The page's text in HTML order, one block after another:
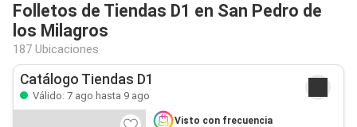
Folletos de Tiendas D1 en San Pedro de
los Milagros
187 Ubicaciones
Catálogo Tiendas D1
Válido: 7 ago hasta 9 ago
Visto con frecuencia